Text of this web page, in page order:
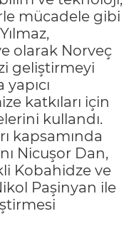
mücadele gibi
olarak Norveç
geliştirmeyi
katkıları için
kullandı.
kapsamında
Nicuşor Dan,
Kobahidze ve
Paşinyan ile